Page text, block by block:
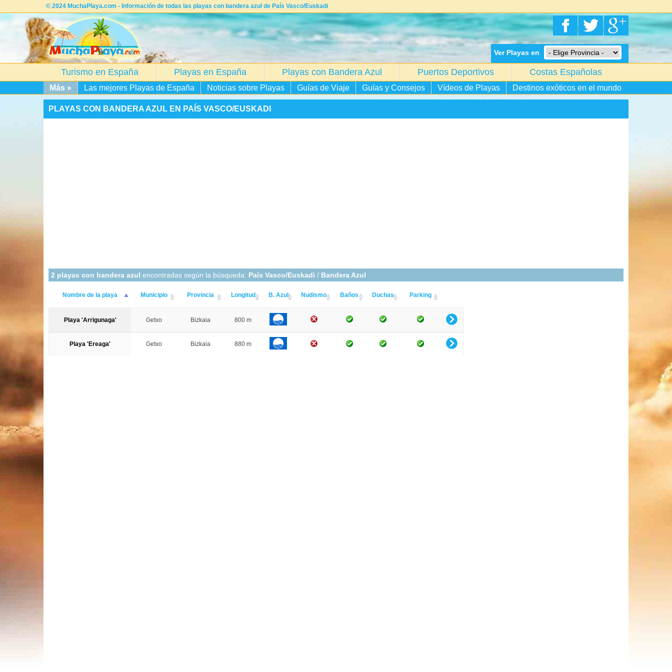
© 2024 MuchaPlaya.com - Información de todas las playas con bandera azul de País Vasco/Euskadi
Ver Playas en
Turismo en España Playas en España Playas con Bandera Azul Puertos Deportivos Costas Españolas
Más » Las mejores Playas de España Noticias sobre Playas Guías de Viaje Guías y Consejos Vídeos de Playas Destinos exóticos en el mundo
PLAYAS CON BANDERA AZUL EN PAÍS VASCO/EUSKADI
2 playas con bandera azul encontradas según la búsqueda: País Vasco/Euskadi / Bandera Azul
Nombre de la playa Municipio Provincia Longitud B. Azul Nudismo Baños Duchas Parking
Playa 'Arrigunaga' Getxo Bizkaia 800 m
Playa 'Ereaga' Getxo Bizkaia 880 m